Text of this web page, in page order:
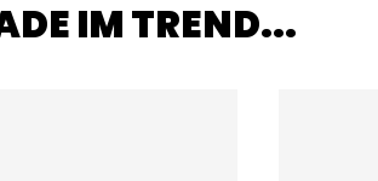
IM TREND...